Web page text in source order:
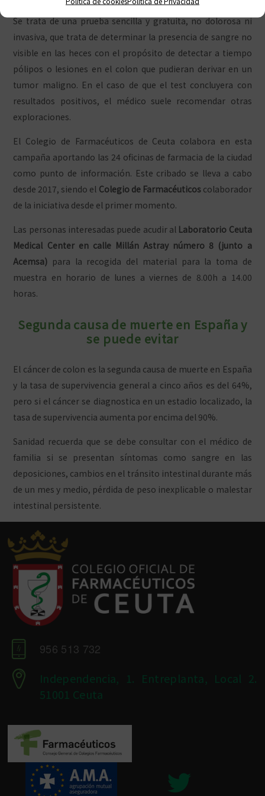
Se trata de una prueba sencilla y gratuita, no dolorosa ni
invasiva, que trata de determinar la presencia de sangre no
visible en las heces con el propósito de detectar a tiempo
pólipos o lesiones en el colon que pudieran derivar en un
tumor maligno. En el caso de que el test concluyera con
resultados positivos, el médico suele recomendar otras
exploraciones.
El Colegio de Farmacéuticos de Ceuta colabora en esta
campaña aportando las 24 oficinas de farmacia de la ciudad
como punto de información. Este cribado se lleva a cabo
desde 2017, siendo el Colegio de Farmacéuticoscolaborador
de la iniciativa desde el primer momento.
Las personas interesadas puede acudir al Laboratorio Ceuta
Medical Center en calle Millán Astray número 8 (junto a
Acemsa) para la recogida del material para la toma de
muestra en horario de lunes a viernes de 8.00h a 14.00
horas.
Segunda causa de muerte en España y
se puede evitar
El cáncer de colon es la segunda causa de muerte en España
y la tasa de supervivencia general a cinco años es del 64%,
pero si el cáncer se diagnostica en un estadio localizado, la
tasa de supervivencia aumenta por encima del 90%.
Sanidad recuerda que se debe consultar con el médico de
familia si se presentan síntomas como sangre en las
deposiciones, cambios en el tránsito intestinal durante más
de un mes y medio, pérdida de peso inexplicable o malestar
intestinal persistente.
956 513 732
Independencia, 1. Entreplanta, Local 2.
51001 Ceuta